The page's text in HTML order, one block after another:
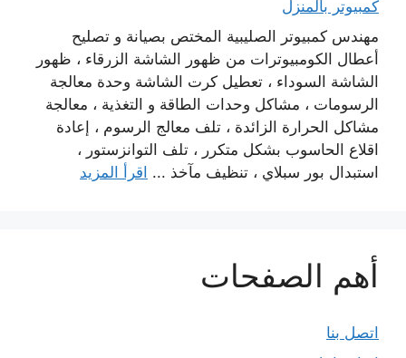
كمبيوتر بالمنزل
مهندس كمبيوتر الصليبية المختص بصيانة و تصليح
أعطال الكومبيوترات من ظهور الشاشة الزرقاء ، ظهور
الشاشة السوداء ، تعطيل كرت الشاشة وحدة معالجة
الرسومات ، مشاكل وحدات الطاقة و التغذية ، معالجة
مشاكل الحرارة الزائدة ، تلف معالج الرسوم ، إعادة
اقلاع الحاسوب بشكل متكرر ، تلف التوانزستور ،
استبدال بور سبلاي ، تنظيف مآخذ ... اقرأ المزيد
أهم الصفحات
اتصل بنا